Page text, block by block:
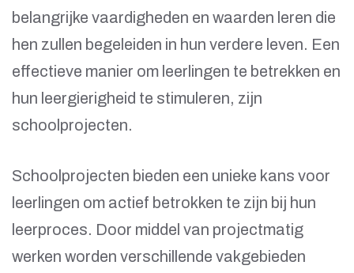
belangrijke vaardigheden en waarden leren die
hen zullen begeleiden in hun verdere leven. Een
effectieve manier om leerlingen te betrekken en
hun leergierigheid te stimuleren, zijn
schoolprojecten.
Schoolprojecten bieden een unieke kans voor
leerlingen om actief betrokken te zijn bij hun
leerproces. Door middel van projectmatig
werken worden verschillende vakgebieden